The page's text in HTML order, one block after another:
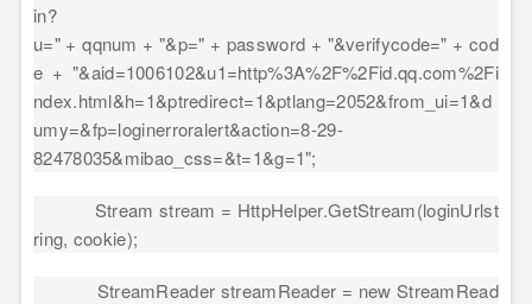
in?
u=" + qqnum + "&p=" + password + "&verifycode=" + cod
e + "&aid=1006102&u1=http%3A%2F%2Fid.qq.com%2Fi
ndex.html&h=1&ptredirect=1&ptlang=2052&from_ui=1&d
umy=&fp=loginerroralert&action=8-29-
82478035&mibao_css=&t=1&g=1";
Stream stream = HttpHelper.GetStream(loginUrlst
ring, cookie);
StreamReader streamReader = new StreamRead